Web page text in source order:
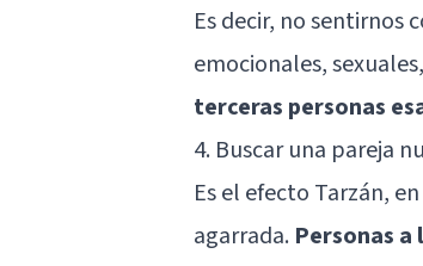
Es decir, no
emocionales,
terceras personas
4. Buscar una pareja
Es el efecto Tarzán,
agarrada. Personas